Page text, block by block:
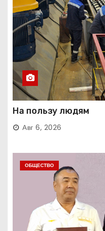
На пользу людям
Авг 6, 2026
ОБЩЕСТВО